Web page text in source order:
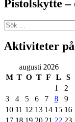
Pistolskytte
Sök
efter:
Aktiviteter på
augusti 2026
M T O T F L
S
1
2
3
4 5 6 7 8
9
10 11 12 13 14 15 16